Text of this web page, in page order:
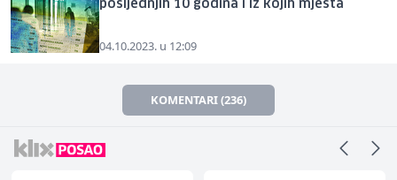
posljednjih 10 godina i iz kojih mjesta
04.10.2023. u 12:09
KOMENTARI (236)